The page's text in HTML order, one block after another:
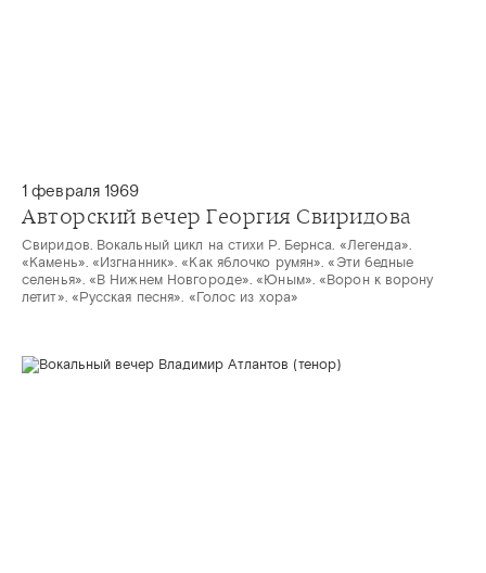
1 февраля 1969
Авторский вечер Георгия Свиридова
Свиридов. Вокальный цикл на стихи Р. Бернса. «Легенда».
«Камень». «Изгнанник». «Как яблочко румян». «Эти бедные
селенья». «В Нижнем Новгороде». «Юным». «Ворон к ворону
летит». «Русская песня». «Голос из хора»